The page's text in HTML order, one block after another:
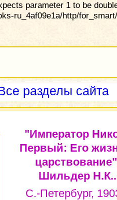
parameter 1 to be
ru_4af09e1a/http/
разделы сайта
"Император
Первый: Его
Шильдер Н.К..
С.-Петербург,